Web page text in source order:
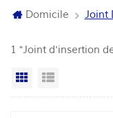
Domicile Joint
1 "Joint d'insertion
Grille